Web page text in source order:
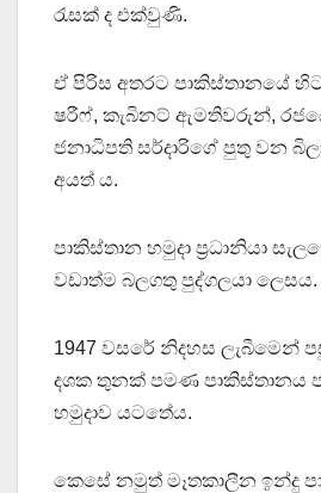
රැසක් ද එක්වුණි.
ඒ පිරිස අතරට පාකිස්තානයේ
ෂරීෆ්, කැබිනට් ඇමතිවරුන්,
ජනාධිපති සර්දාරිගේ පුතු වන
අයත් ය.
පාකිස්තාන හමුදා ප්‍රධානියා
වඩාත්ම බලගතු පුද්ගලයා ලෙසය.
1947 වසරේ නිදහස ලැබීමෙන්
දශක තුනක් පමණ පාකිස්තානය
හමුදාව යටතේය.
කෙසේ නමුත් මෑතකාලීන ඉන්දු